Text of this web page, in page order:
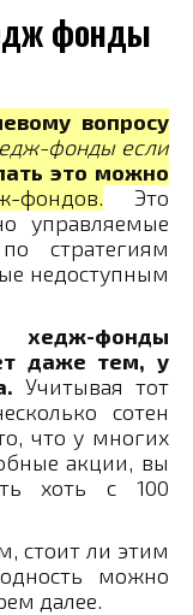
фонды
вопросу
фонды если
это можно
фондов. Это
управляемые
стратегиям
недоступным
фонды
даже тем, у
Учитывая тот
сотен
что у многих
акции, вы
хоть с 100
стоит ли этим
можно
далее.